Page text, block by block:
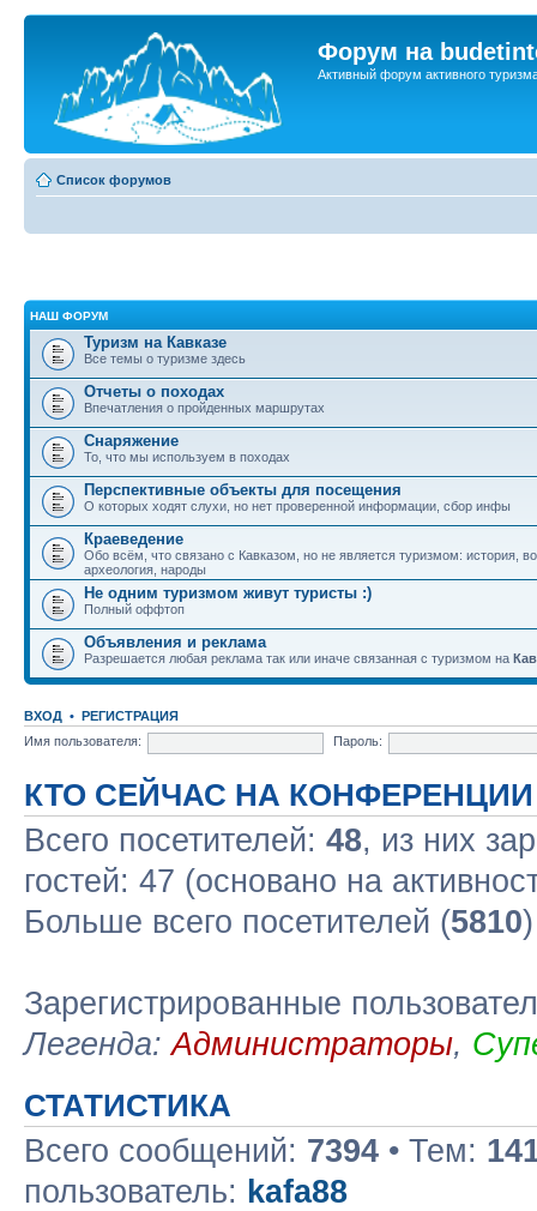
Форум на
Активный форум активного
Список форумов
НАШ ФОРУМ
Туризм на Кавказе
Все темы о туризме здесь
Отчеты о походах
Впечатления о пройденных маршрутах
Снаряжение
То, что мы используем в походах
Перспективные объекты для посещения
О которых ходят слухи, но нет проверенной информации, сбор инфы
Краеведение
Обо всём, что связано с Кавказом, но не является туризмом: история,
археология, народы
Не одним туризмом живут туристы :)
Полный оффтоп
Объявления и реклама
Разрешается любая реклама так или иначе связанная с туризмом на
ВХОД • РЕГИСТРАЦИЯ
Имя пользователя:
Пароль:
КТО СЕЙЧАС НА КОНФЕРЕНЦИИ
Всего посетителей: 48, из них
гостей: 47 (основано на
Больше всего посетителей (5810
Зарегистрированные
Легенда:Администраторы,
СТАТИСТИКА
Всего сообщений: 7394 • Тем:
пользователь: kafa88